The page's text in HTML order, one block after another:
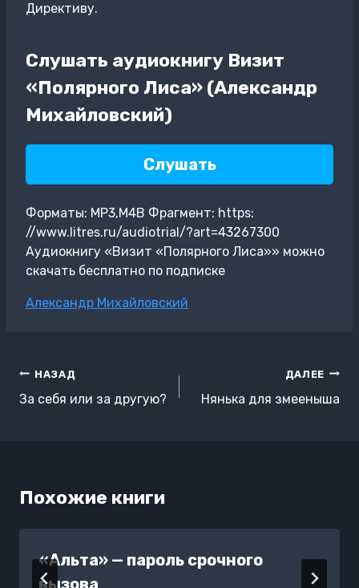
Директиву.
Слушать аудиокнигу Визит
«Полярного Лиса» (Александр
Михайловский)
Слушать
Форматы: MP3,M4B Фрагмент: https:
//www.litres.ru/audiotrial/?art=43267300
Аудиокнигу «Визит «Полярного Лиса»» можно
скачать бесплатно по подписке
Метки
Александр Михайловский
Навигация
по
НАЗАД
За себя или за другую?
ДАЛЕЕ
Нянька для змееныша
Похожие книги
«Альта» — пароль срочного
вызова